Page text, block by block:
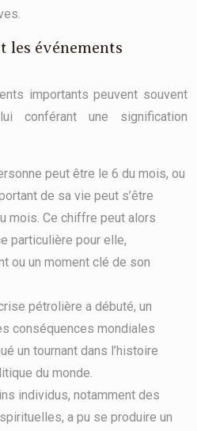
les événements
importants peuvent souvent
conférant une signification
peut être le 6 du mois, ou
de sa vie peut s’être
mois. Ce chiffre peut alors
particulière pour elle,
ou un moment clé de son
pétrolière a débuté, un
conséquences mondiales
un tournant dans l’histoire
du monde.
individus, notamment des
a pu se produire un